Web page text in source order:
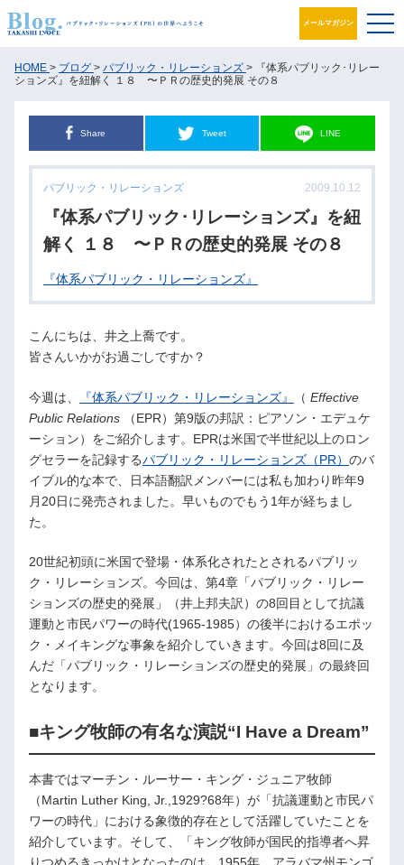
メールマガジン
ブログ
パブリック・リレーションズとは
アカデミック活動
井之上PRグループ
HOME > ブログ > パブリック・リレーションズ > 『体系パブリック･リレー
ションズ』を紐解く １８ 〜ＰＲの歴史的発展 その８
Share Tweet LINE
パブリック・リレーションズ 2009.10.12
『体系パブリック･リレーションズ』を紐
解く １８ 〜ＰＲの歴史的発展 その８
『体系パブリック・リレーションズ』
こんにちは、井之上喬です。
皆さんいかがお過ごしですか？
今週は、 『体系パブリック・リレーションズ』 （ Effective
Public Relations （EPR）第9版の邦訳：ピアソン・エデュケ
ーション）をご紹介します。EPRは米国で半世紀以上のロン
グセラーを記録するパブリック・リレーションズ（PR） のバ
イブル的な本で、日本語翻訳メンバーには私も加わり昨年9
月20日に発売されました。早いものでもう1年が経ちまし
た。
20世紀初頭に米国で登場・体系化されたとされるパブリッ
ク・リレーションズ。今回は、第4章「パブリック・リレー
ションズの歴史的発展」（井上邦夫訳）の8回目として抗議
運動と市民パワーの時代(1965-1985）の後半におけるエポッ
ク・メイキングな事象を紹介していきます。今回は8回に及
んだ「パブリック・リレーションズの歴史的発展」の最終回
となります。
■キング牧師の有名な演説“I Have a Dream”
本書ではマーチン・ルーサー・キング・ジュニア牧師
（Martin Luther King, Jr.,1929?68年）が「抗議運動と市民パ
ワーの時代」における象徴的存在として活躍していたことを
紹介しています。そして、「キング牧師が国民的指導者へ昇